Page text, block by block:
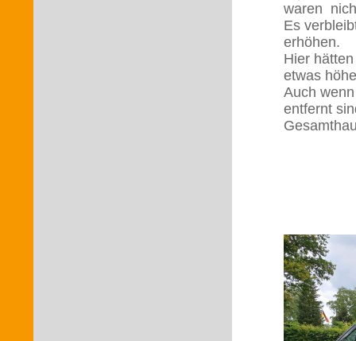
waren
Es
erhöhen.
Hier
etwas
Auch
entfernt